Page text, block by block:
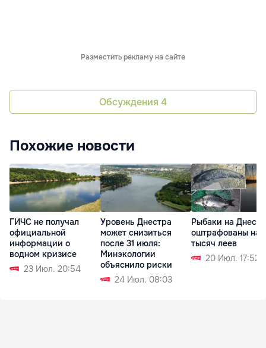
Разместить рекламу на сайте
Обсуждения 4
Похожие новости
ГИЧС не получал
официальной
информации о
водном кризисе
23 Июл. 20:54
Уровень Днестра
может снизиться
после 31 июля:
Минэкологии
объяснило риски
24 Июл. 08:03
Рыбаки на
оштрафованы на
тысяч леев
20 Июл. 17:52